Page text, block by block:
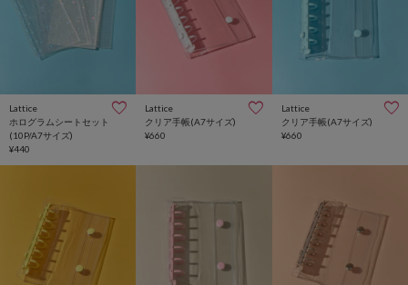
Lattice
ホログラムシートセット
(10P/A7サイズ)
¥440
Lattice
クリア手帳(A7サイズ)
¥660
Lattice
クリア手帳(A7サイズ)
¥660